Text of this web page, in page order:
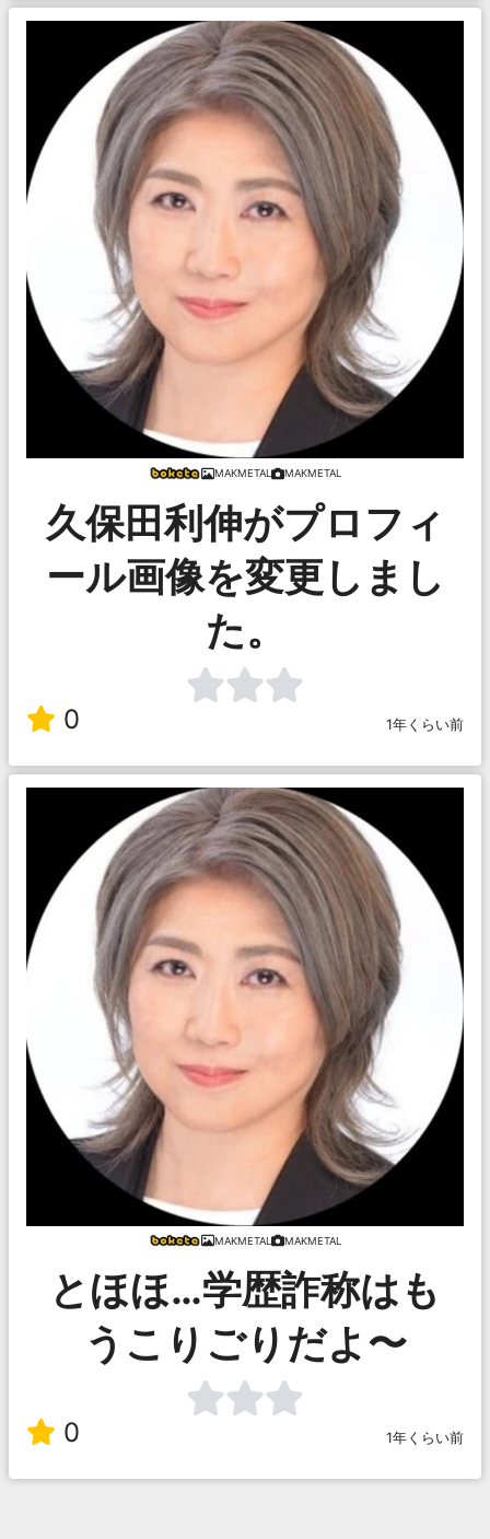
MAKMETAL MAKMETAL
久保田利伸がプロフィ
ール画像を変更しまし
た。
0 1年くらい前
MAKMETAL MAKMETAL
とほほ…学歴詐称はも
うこりごりだよ〜
0 1年くらい前